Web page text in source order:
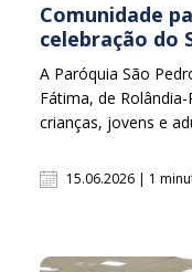
Comunidade
celebração do
A Paróquia São
Fátima, de
crianças, jovens e
15.06.2026 | 1